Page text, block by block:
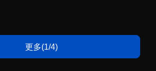
更多(1/4)